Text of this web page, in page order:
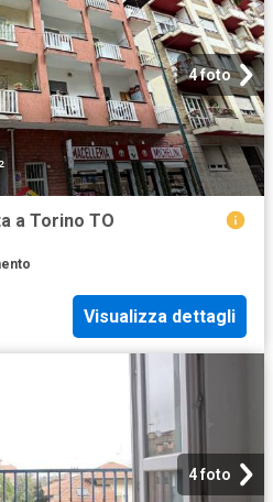
4 foto
a Torino TO
Visualizza dettagli
4 foto